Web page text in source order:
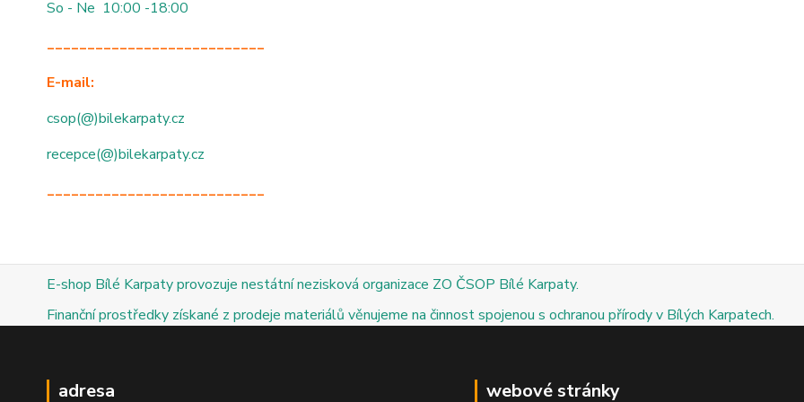
So - Ne 10:00 -18:00
___________________________
E-mail:
csop(@)bilekarpaty.cz
recepce(@)bilekarpaty.cz
___________________________
E-shop Bílé Karpaty provozuje nestátní nezisková organizace ZO ČSOP Bílé Karpaty.
Finanční prostředky získané z prodeje materiálů věnujeme na činnost spojenou s ochranou přírody v Bílých Karpatech.
adresa webové stránky